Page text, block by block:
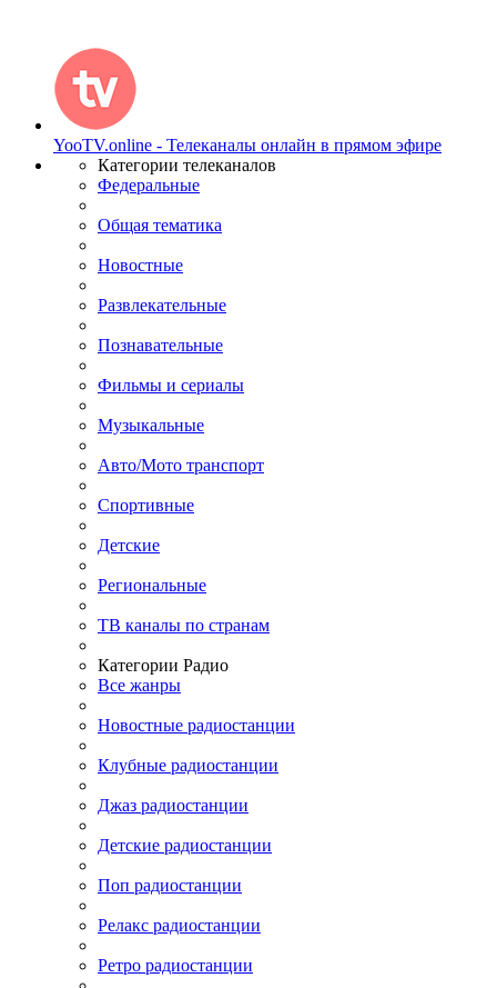
YooTV.online - Телеканалы онлайн в прямом эфире
Категории телеканалов
Федеральные
Общая тематика
Новостные
Развлекательные
Познавательные
Фильмы и сериалы
Музыкальные
Авто/Мото транспорт
Спортивные
Детские
Региональные
ТВ каналы по странам
Категории Радио
Все жанры
Новостные радиостанции
Клубные радиостанции
Джаз радиостанции
Детские радиостанции
Поп радиостанции
Релакс радиостанции
Ретро радиостанции